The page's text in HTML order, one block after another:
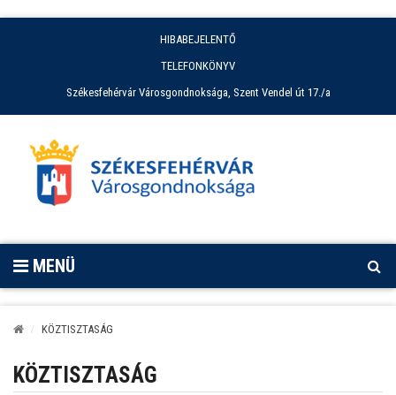
HIBABEJELENTŐ
TELEFONKÖNYV
Székesfehérvár Városgondnoksága, Szent Vendel út 17./a
MENÜ
KÖZTISZTASÁG
KÖZTISZTASÁG